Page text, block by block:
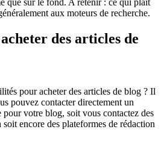
que sur le fond. A retenir : ce qui plaît
aux moteurs de recherche.
acheter des articles de
pour acheter des articles de blog ? Il
pouvez contacter directement un
votre blog, soit vous contactez des
encore des plateformes de rédaction